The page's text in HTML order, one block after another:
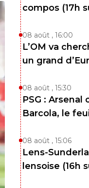
compos (17h
08 août , 16:00
L’OM va
un grand
08 août , 15:30
PSG :
Barcola, le
08 août , 15:06
Lens-
lensoise (16h